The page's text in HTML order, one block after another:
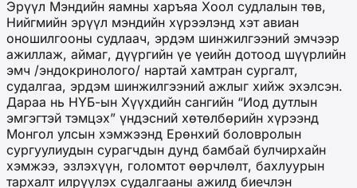
Эрүүл Мэндийн яамны харъяа Хоол судлалын төв,
Нийгмийн эрүүл мэндийн хүрээлэнд хэт авиан
оношилгооны судлаач, эрдэм шинжилгээний эмчээр
ажиллаж, аймаг, дүүргийн үе үеийн дотоод шүүрлийн
эмч /эндокринолого/ нартай хамтран сургалт,
судалгаа, эрдэм шинжилгээний ажлыг хийж эхэлсэн.
Дараа нь НҮБ-ын Хүүхдийн сангийн “Иод дутлын
эмгэгтэй тэмцэх” үндэсний хөтөлбөрийн хүрээнд
Монгол улсын хэмжээнд Ерөнхий боловролын
сургуулиудын сурагчдын дунд бамбай булчирхайн
хэмжээ, эзлэхүүн, голомтот өөрчлөлт, бахлуурын
тархалт илрүүлэх судалгааны ажилд биечлэн